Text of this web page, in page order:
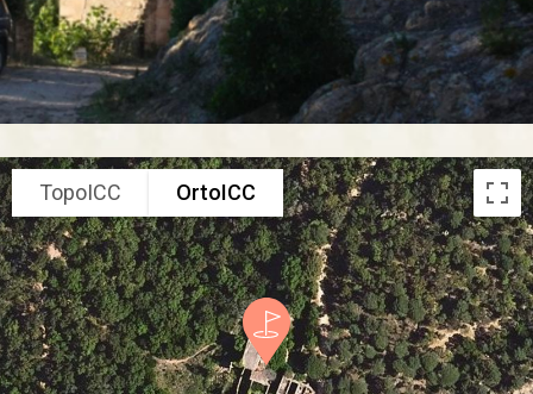
TopoICC OrtoICC